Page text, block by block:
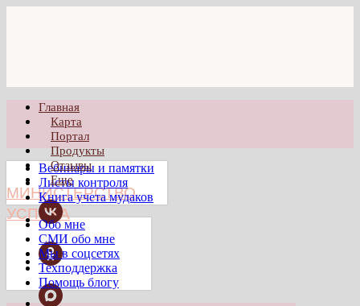
МИНИСТЕРСТВО
УСПЕХА
Главная
Карта
Портал
Продукты
Отзывы
Еще
Вебинары и памятки
Листы контроля
Книга учета мудаков
Обо мне
СМИ обо мне
Мы в соцсетях
Техподдержка
Помощь блогу